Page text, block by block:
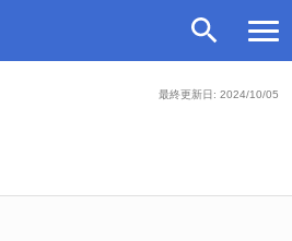
最終更新日: 2024/10/05